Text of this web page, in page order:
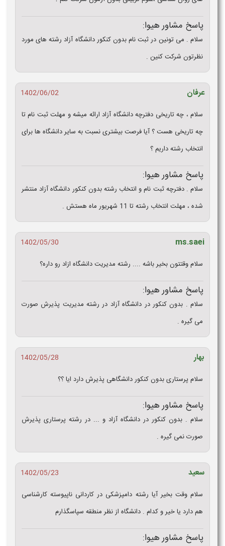
پاسخ مشاور هیوا:
سلام . می تونین در ثبت نام بدون کنکور دانشگاه آزاد رشته های مورد
نظرتون شرکت کنین .
عرفان
1402/06/02
سلام ، چه تاریخی دفترچه دانشگاه آزاد ارائه میشه و مهلت ثبت نام تا
چه تاریخی هست ؟ آیا فرصت بیشتری نسبت به سایر دانشگاه ها برای
انتخاب رشته داریم ؟
پاسخ مشاور هیوا:
سلام . دفترچه ثبت نام و انتخاب رشته بدون کنکور دانشگاه آزاد منتشر
شده ، مهلت انتخاب رشته تا 11 شهریور ماه هستش .
ms.saei
1402/05/30
سلام وقتتون بخیر باشه .... رشته مدیریت دانشگاه ازاد رو داره؟
پاسخ مشاور هیوا:
سلام . بدون کنکور در دانشگاه آزاد در رشته مدیریت پذیرش صورت
می گیره .
بهار
1402/05/28
سلام پرستاری بدون کنکور دانشگاهی پذیرش دارد ایا ؟؟
پاسخ مشاور هیوا:
سلام . بدون کنکور در دانشگاه آزاد و ... در رشته پرستاری پذیرش
صورت نمی گیره .
سعید
1402/05/23
سلام وقت بخیر آیا رشته دامپزشکی در کاردانی ناپیوسته کارشناسی
هم دارد یا خیر و کدام . دانشگاه از نظر منطقه سپاسگذارم
پاسخ مشاور هیوا: